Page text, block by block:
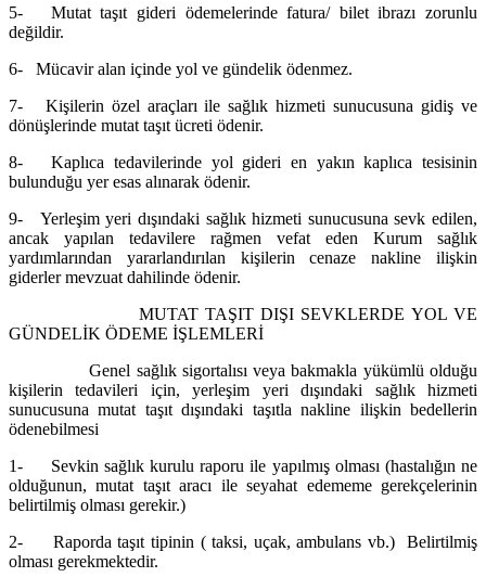
5- Mutat taşıt gideri ödemelerinde fatura/ bilet ibrazı zorunlu
değildir.
6- Mücavir alan içinde yol ve gündelik ödenmez.
7- Kişilerin özel araçları ile sağlık hizmeti sunucusuna gidiş ve
dönüşlerinde mutat taşıt ücreti ödenir.
8- Kaplıca tedavilerinde yol gideri en yakın kaplıca tesisinin
bulunduğu yer esas alınarak ödenir.
9- Yerleşim yeri dışındaki sağlık hizmeti sunucusuna sevk edilen,
ancak yapılan tedavilere rağmen vefat eden Kurum sağlık
yardımlarından yararlandırılan kişilerin cenaze nakline ilişkin
giderler mevzuat dahilinde ödenir.
MUTAT TAŞIT DIŞI SEVKLERDE YOL VE
GÜNDELİK ÖDEME İŞLEMLERİ
Genel sağlık sigortalısı veya bakmakla yükümlü olduğu
kişilerin tedavileri için, yerleşim yeri dışındaki sağlık hizmeti
sunucusuna mutat taşıt dışındaki taşıtla nakline ilişkin bedellerin
ödenebilmesi
1- Sevkin sağlık kurulu raporu ile yapılmış olması (hastalığın ne
olduğunun, mutat taşıt aracı ile seyahat edememe gerekçelerinin
belirtilmiş olması gerekir.)
2- Raporda taşıt tipinin ( taksi, uçak, ambulans vb.) Belirtilmiş
olması gerekmektedir.